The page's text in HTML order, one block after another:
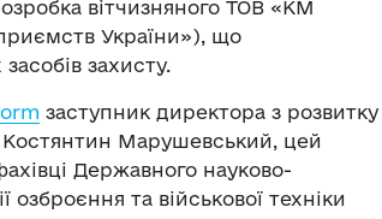
вітчизняного ТОВ «KM
України»), що
захисту.
заступник директора з розвитку
Костянтин Марушевський, цей
Державного науково-
озброєння та військової техніки